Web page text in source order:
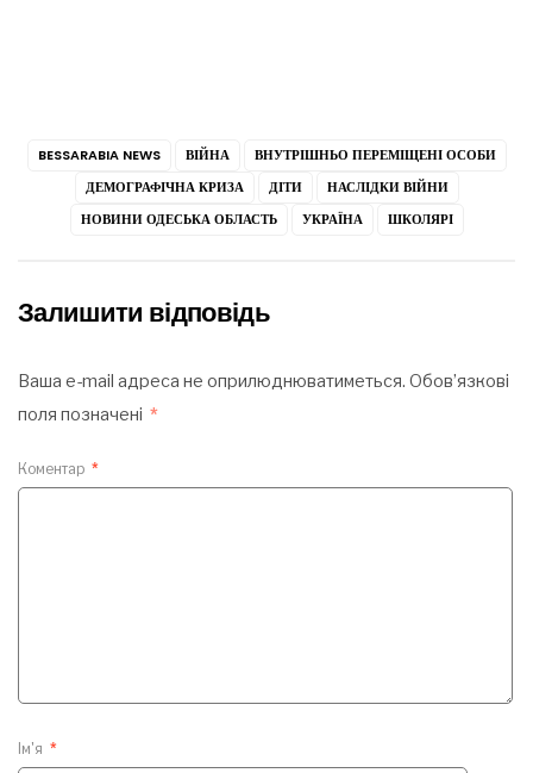
BESSARABIA NEWS ВІЙНА
ВНУТРІШНЬО ПЕРЕМІЩЕНІ ОСОБИ
ДЕМОГРАФІЧНА КРИЗА
ДІТИ
НАСЛІДКИ ВІЙНИ
НОВИНИ ОДЕСЬКА ОБЛАСТЬ
УКРАЇНА ШКОЛЯРІ
Залишити відповідь
Ваша e-mail адреса не оприлюднюватиметься. Обов’язкові
поля позначені *
Коментар *
Ім'я *